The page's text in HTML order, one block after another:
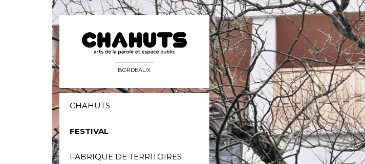
BORDEAUX
CHAHUTS
FESTIVAL
FABRIQUE DE TERRITOIRES